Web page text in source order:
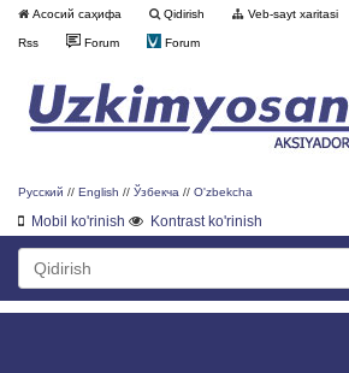
Асосий саҳифа Qidirish Veb-sayt xaritasi
Rss Forum Forum
Русский // English // Ўзбекча // O'zbekcha
Mobil ko'rinish Kontrast ko'rinish